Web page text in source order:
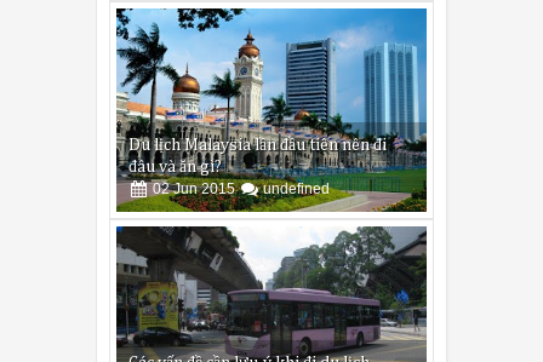
Du lịch Malaysia lần đầu tiên nên đi
đâu và ăn gì?
02 Jun 2015 undefined